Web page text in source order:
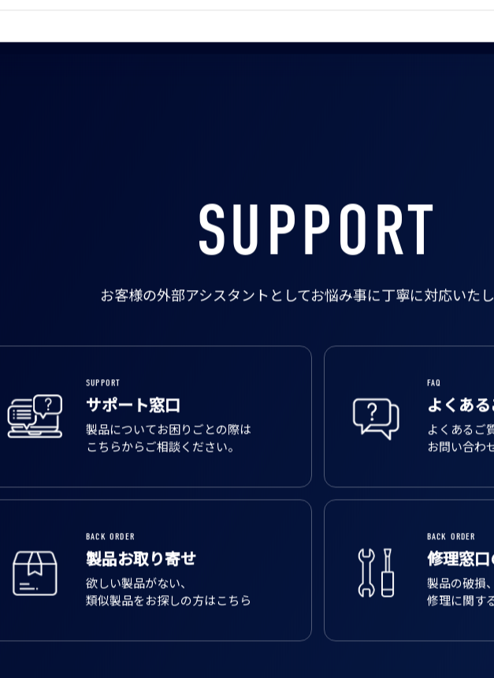
SUPPORT
お客様の外部アシスタントとしてお悩み事に丁寧に対応いた
SUPPORT
サポート窓口
製品についてお困りごとの際は
こちらからご相談ください。
FAQ
よくあ
よくあるご
お問い合わ
BACK ORDER
製品お取り寄せ
欲しい製品がない、
類似製品をお探しの方はこちら
BACK ORDER
修理窓
製品の破損
修理に関す